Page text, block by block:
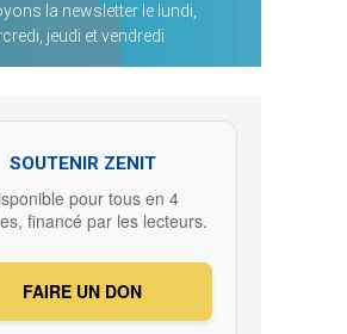
la newsletter le lundi,
jeudi et vendredi
SOUTENIR ZENIT
pour tous en 4
financé par les lecteurs.
FAIRE UN DON